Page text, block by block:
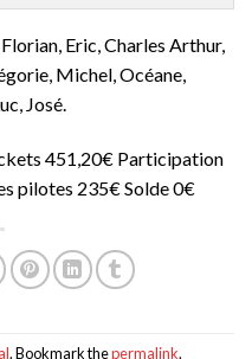
Eric, Charles Arthur,
Michel, Océane,
José.
451,20€ Participation
pilotes 235€ Solde 0€
. Bookmark thepermalink.